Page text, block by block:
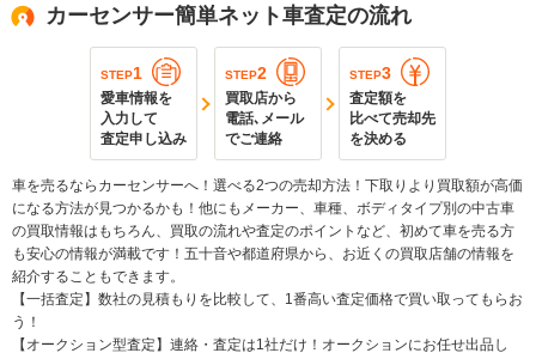
カーセンサー簡単ネット車査定の流れ
STEP1
愛車情報を
入力して
査定申し込み
STEP2
買取店から
電話､メール
でご連絡
STEP3
査定額を
比べて売却先
を決める
車を売るならカーセンサーへ！選べる2つの売却方法！下取りより買取額が高価
になる方法が見つかるかも！他にもメーカー、車種、ボディタイプ別の中古車
の買取情報はもちろん、買取の流れや査定のポイントなど、初めて車を売る方
も安心の情報が満載です！五十音や都道府県から、お近くの買取店舗の情報を
紹介することもできます。
【一括査定】数社の見積もりを比較して、1番高い査定価格で買い取ってもらお
う！
【オークション型査定】連絡・査定は1社だけ！オークションにお任せ出品し